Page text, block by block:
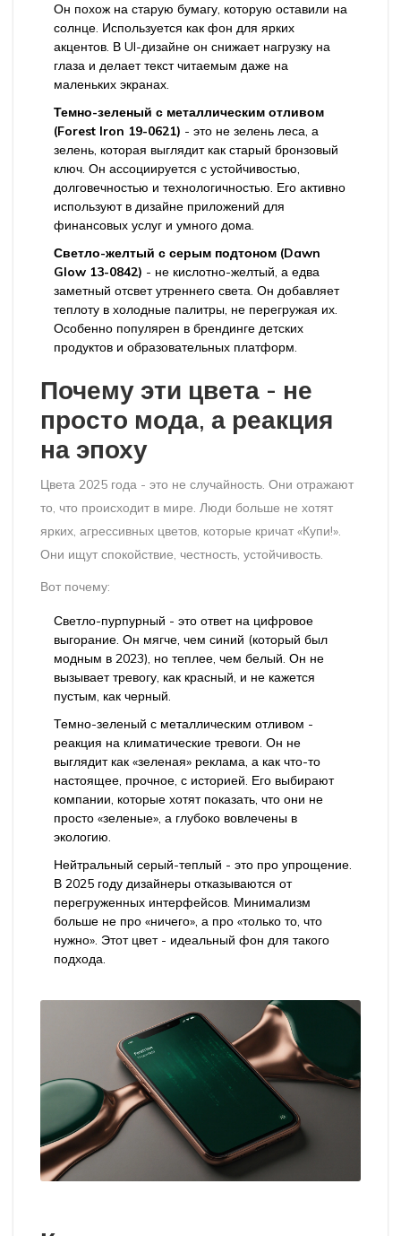
Он похож на старую бумагу, которую оставили на
солнце. Используется как фон для ярких
акцентов. В UI-дизайне он снижает нагрузку на
глаза и делает текст читаемым даже на
маленьких экранах.
Темно-зеленый с металлическим отливом
(Forest Iron 19-0621) - это не зелень леса, а
зелень, которая выглядит как старый бронзовый
ключ. Он ассоциируется с устойчивостью,
долговечностью и технологичностью. Его активно
используют в дизайне приложений для
финансовых услуг и умного дома.
Светло-желтый с серым подтоном (Dawn
Glow 13-0842) - не кислотно-желтый, а едва
заметный отсвет утреннего света. Он добавляет
теплоту в холодные палитры, не перегружая их.
Особенно популярен в брендинге детских
продуктов и образовательных платформ.
Почему эти цвета - не
просто мода, а реакция
на эпоху
Цвета 2025 года - это не случайность. Они отражают
то, что происходит в мире. Люди больше не хотят
ярких, агрессивных цветов, которые кричат «Купи!».
Они ищут спокойствие, честность, устойчивость.
Вот почему:
Светло-пурпурный - это ответ на цифровое
выгорание. Он мягче, чем синий (который был
модным в 2023), но теплее, чем белый. Он не
вызывает тревогу, как красный, и не кажется
пустым, как черный.
Темно-зеленый с металлическим отливом -
реакция на климатические тревоги. Он не
выглядит как «зеленая» реклама, а как что-то
настоящее, прочное, с историей. Его выбирают
компании, которые хотят показать, что они не
просто «зеленые», а глубоко вовлечены в
экологию.
Нейтральный серый-теплый - это про упрощение.
В 2025 году дизайнеры отказываются от
перегруженных интерфейсов. Минимализм
больше не про «ничего», а про «только то, что
нужно». Этот цвет - идеальный фон для такого
подхода.